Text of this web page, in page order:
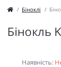
Біноклі
Бінокль
Наявність: